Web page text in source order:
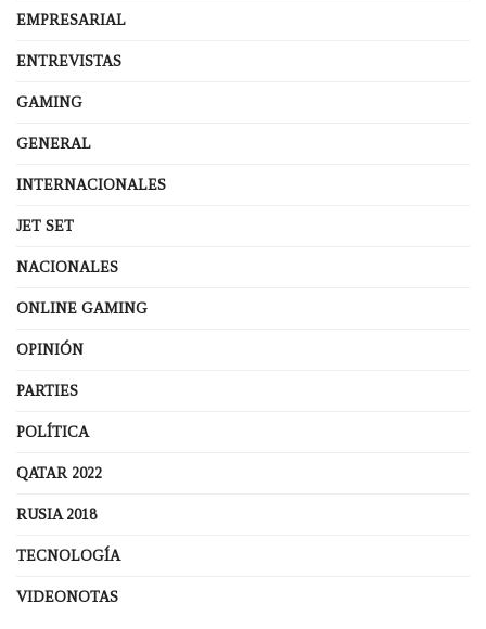
EMPRESARIAL
ENTREVISTAS
GAMING
GENERAL
INTERNACIONALES
JET SET
NACIONALES
ONLINE GAMING
OPINIÓN
PARTIES
POLÍTICA
QATAR 2022
RUSIA 2018
TECNOLOGÍA
VIDEONOTAS